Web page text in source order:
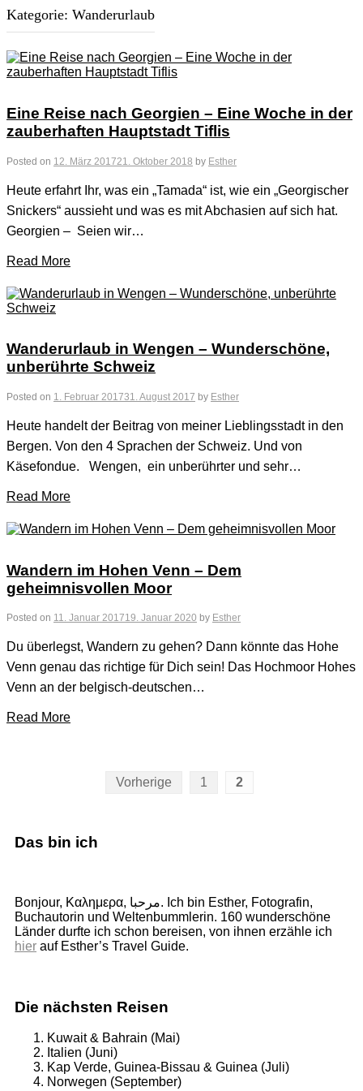
Kategorie: Wanderurlaub
Eine Reise nach Georgien – Eine Woche in der
zauberhaften Hauptstadt Tiflis
Posted on 12. März 201721. Oktober 2018 by Esther
Heute erfahrt Ihr, was ein „Tamada“ ist, wie ein „Georgischer
Snickers“ aussieht und was es mit Abchasien auf sich hat.
Georgien – Seien wir…
Read More
Wanderurlaub in Wengen – Wunderschöne,
unberührte Schweiz
Posted on 1. Februar 201731. August 2017 by Esther
Heute handelt der Beitrag von meiner Lieblingsstadt in den
Bergen. Von den 4 Sprachen der Schweiz. Und von
Käsefondue. Wengen, ein unberührter und sehr…
Read More
Wandern im Hohen Venn – Dem
geheimnisvollen Moor
Posted on 11. Januar 201719. Januar 2020 by Esther
Du überlegst, Wandern zu gehen? Dann könnte das Hohe
Venn genau das richtige für Dich sein! Das Hochmoor Hohes
Venn an der belgisch-deutschen…
Read More
Seitennummerierung
Vorherige 1 2
Das bin ich
Bonjour, Καλημερα, مرحبا. Ich bin Esther, Fotografin,
Buchautorin und Weltenbummlerin. 160 wunderschöne
Länder durfte ich schon bereisen, von ihnen erzähle ich
hier auf Esther’s Travel Guide.
Die nächsten Reisen
Kuwait & Bahrain (Mai)
Italien (Juni)
Kap Verde, Guinea-Bissau & Guinea (Juli)
Norwegen (September)